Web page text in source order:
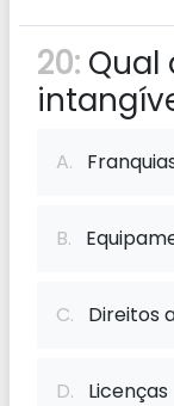
20: Qual
A.
B.
C. Direitos
D. Licenças